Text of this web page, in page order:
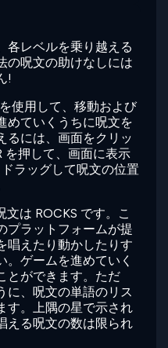
各レベルを乗り越える
の呪文の助けなしには
!
使用して、移動および
めていくうちに呪文を
るには、画面をクリッ
を押して、画面に表示
ラッグして呪文の位置
は ROCKS です。こ
プラットフォームが提
唱えたり動かしたりす
。ゲームを進めていく
とができます。ただ
に、呪文の単語のリス
す。上隅の星で示され
える呪文の数は限られ